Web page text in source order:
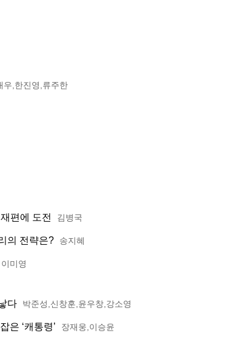
우,한진영,류주한
편에 도전 김병국
의 전략은? 송지혜
이미영
다 박준성,신창훈,윤우창,강소영
은 ‘캐통령’ 장재웅,이승윤